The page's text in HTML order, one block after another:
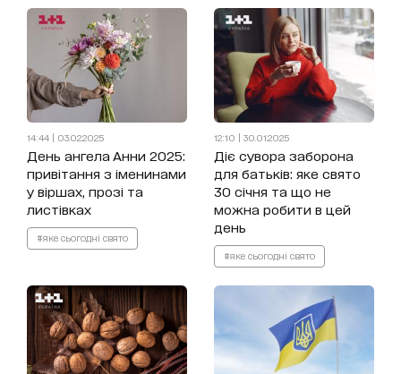
14:44 | 03.02.2025
День ангела Анни 2025:
привітання з іменинами
у віршах, прозі та
листівках
#яке сьогодні свято
12:10 | 30.01.2025
Діє сувора заборона
для батьків: яке свято
30 січня та що не
можна робити в цей
день
#яке сьогодні свято